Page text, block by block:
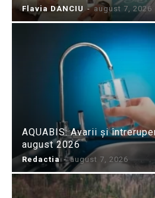
Flavia DANCIU - august 7, 2026
AQUABIS: Avarii și
august 2026
Redactia - august 7, 2026